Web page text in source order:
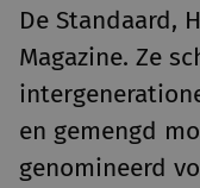
De Standaard,
Magazine. Ze
en gemengd
genomineerd